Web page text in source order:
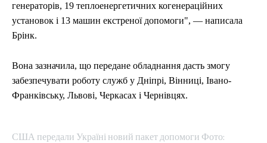
генераторів, 19 теплоенергетичних когенераційних
установок і 13 машин екстреної допомоги", — написала
Брінк.
Вона зазначила, що передане обладнання дасть змогу
забезпечувати роботу служб у Дніпрі, Вінниці, Івано-
Франківську, Львові, Черкасах і Чернівцях.
США передали Україні новий пакет допомоги Фото: